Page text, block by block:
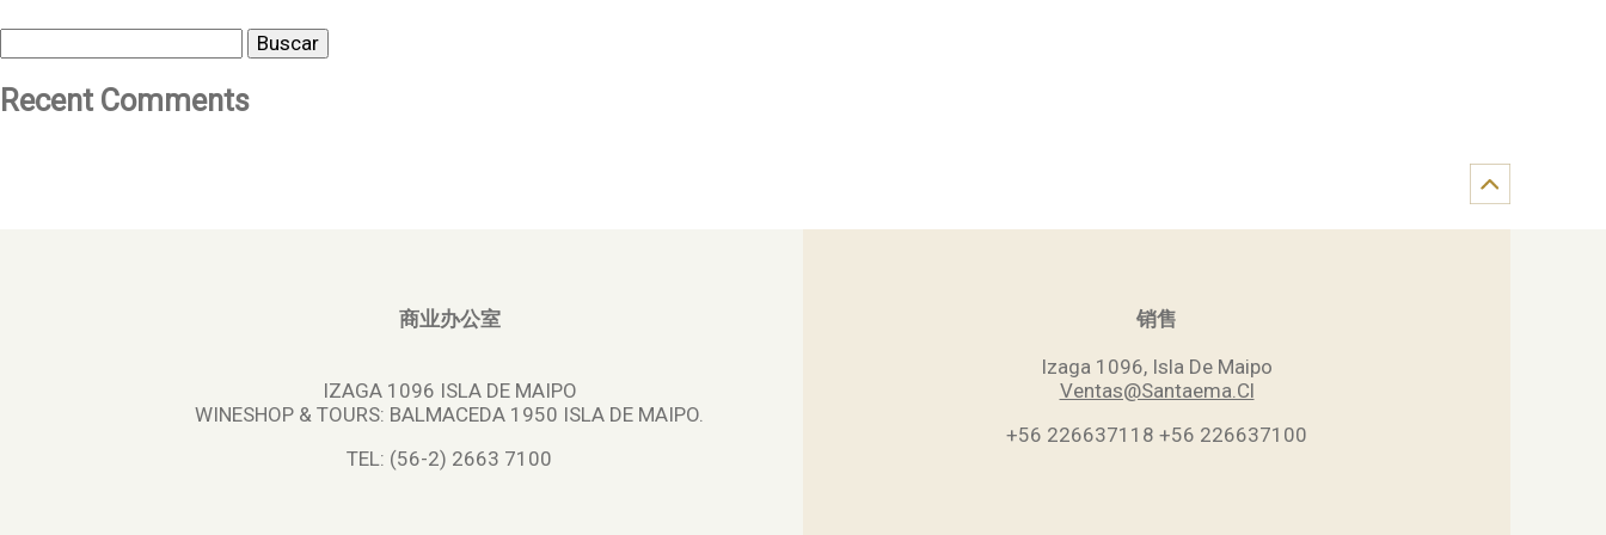
Buscar
Recent Comments
商业办公室
IZAGA 1096 ISLA DE MAIPO
WINESHOP & TOURS: BALMACEDA 1950 ISLA DE MAIPO.
TEL: (56-2) 2663 7100
销售
Izaga 1096, Isla De Maipo
Ventas@Santaema.Cl
+56 226637118 +56 226637100